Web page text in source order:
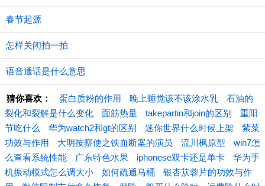
春节起源
怎样关闭拍一拍
语音通话是什么意思
猜你喜欢： 蛋白质粉的作用 晚上睡觉该不该涂水乳
石油的
裂化和裂解是什么变化
面筋热量 takepartin和join的区别
重阳
节吃什么
华为watch2和gt的区别 迷你世界什么时候上架
紫菜
功效与作用
大明按察使之铁血断案的演员 流川枫原型
win7怎
么查看系统性能
广东特色水果 iphonese双卡还是单卡
华为手
机振动模式怎么调大小
如何疏通马桶
银杏苁蓉片的功效与作